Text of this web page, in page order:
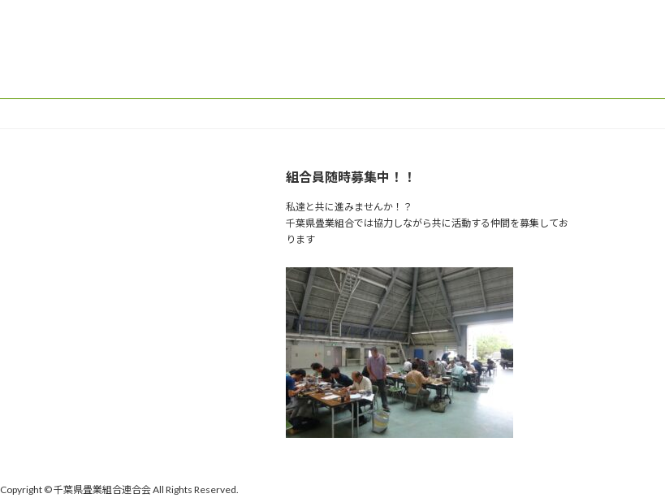
組合員随時募集中！！
私達と共に進みませんか！？
千葉県畳業組合では協力しながら共に活動する仲間を募集してお
ります
Copyright © 千葉県畳業組合連合会 All Rights Reserved.